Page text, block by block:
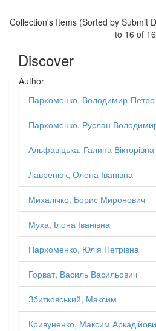
Collection's Items (Sorted by Submit
to 16 of 16
Discover
Author
Пархоменко, Володимир-
Пархоменко, Руслан
Альфавіцька, Галина Вікторівна
Лавренюк, Олена Іванівна
Михалічко, Борис Миронович
Муха, Ілона Іванівна
Пархоменко, Юлія Петрівна
Горват, Василь Васильович
Збитковський, Максим
Кривуненко, Максим